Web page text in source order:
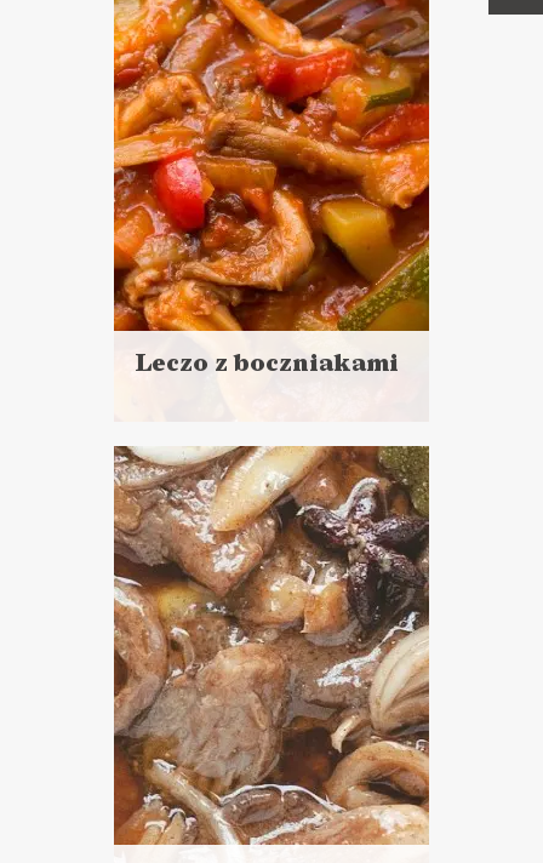
Leczo z boczniakami
więcej
Czas przygotowania:
do 30 minut
DANIA GŁÓWNE
LUNCHE DO PRACY